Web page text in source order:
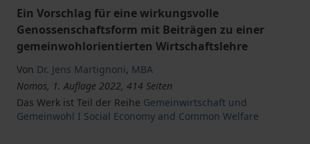
Ein Vorschlag für eine wirkungsvolle
Genossenschaftsform mit Beiträgen zu einer
gemeinwohlorientierten Wirtschaftslehre
Von Dr. Jens Martignoni, MBA
Nomos, 1. Auflage 2022, 414 Seiten
Das Werk ist Teil der Reihe Gemeinwirtschaft und
Gemeinwohl I Social Economy and Common Welfare